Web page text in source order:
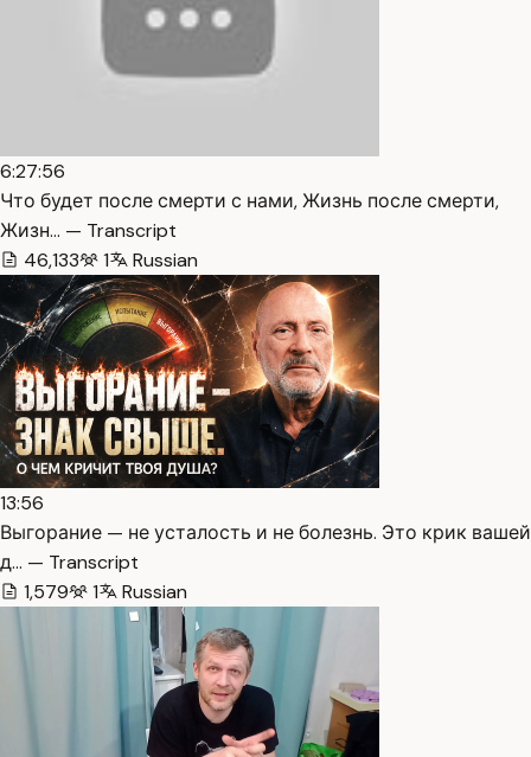
6:27:56
Что будет после смерти с нами, Жизнь после смерти,
Жизн… — Transcript
46,133
1 Russian
13:56
Выгорание — не усталость и не болезнь. Это крик вашей
д… — Transcript
1,579
1 Russian